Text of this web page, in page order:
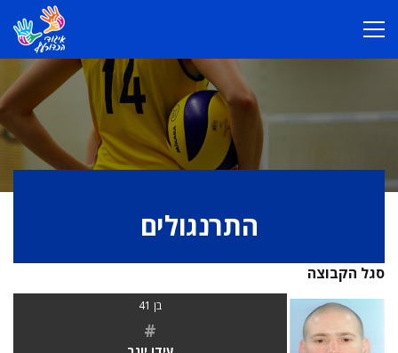
התרנגולים
סגל הקבוצה
בן 41
#